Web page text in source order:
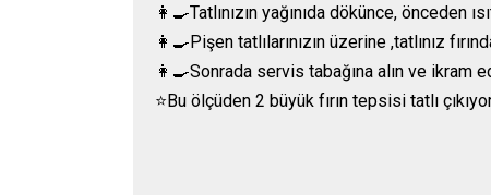
👩‍🍳Tatlınızın yağınıda dökünce, önceden
👩‍🍳Pişen tatlılarınızın üzerine ,tatlınız
👩‍🍳Sonrada servis tabağına alın ve ikram
⭐️Bu ölçüden 2 büyük fırın tepsisi tatlı